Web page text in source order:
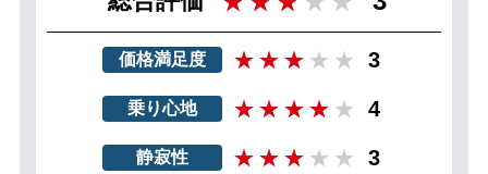
価格満足度 3
乗り心地 4
静寂性 3